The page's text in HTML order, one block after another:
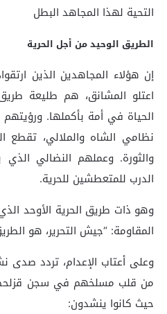
التحية لهذا المجاهد البطل
الطريق الوحيد من أجل الحرية
إن هؤلاء المجاهدين الذين
اعتلو المشانق، هم طليعة
الحياة في أمة بأكملها.
نظامي الشاه والملالي، تقطع
والثورة. وعملهم النضالي
الدرب للمتعطشين للحرية.
وهو ذات طريق الحرية الأوحد
المقاومة: “جيش التحرير، هو
وعلى أعتاب الإعدام، تردد
من قلب مسلخهم في سجن
حيث كانوا ينشدون: